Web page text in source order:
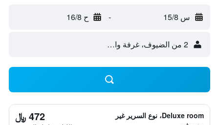
س 15/8 - ح 16/8
2 من الضيوف، غرفة واحدة
Deluxe room، نوع السرير غير
472 ﷼